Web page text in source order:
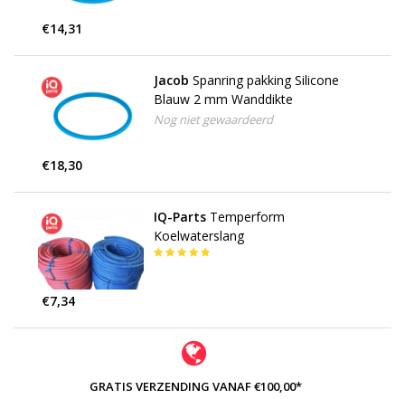
€14,31
Jacob Spanring pakking Silicone
Blauw 2 mm Wanddikte
Nog niet gewaardeerd
€18,30
IQ-Parts Temperform
Koelwaterslang
€7,34
GRATIS VERZENDING VANAF €100,00*